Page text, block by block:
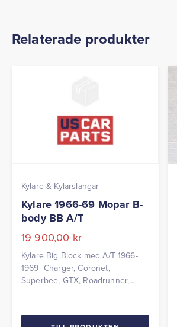
Relaterade produkter
Kylare & Kylarslangar
Kylare 1966-69 Mopar B-
body BB A/T
19 900,00 kr
Kylare Big Block med A/T 1966-
1969 Charger, Coronet,
Superbee, GTX, Roadrunner,